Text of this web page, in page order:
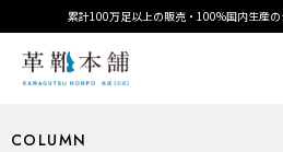
累計100万足以上の販売・100%国内生産
COLUMN